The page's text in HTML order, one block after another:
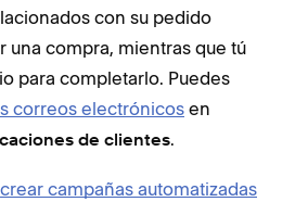
con su pedido
una compra, mientras que tú
para completarlo. Puedes
correos electrónicos en
de clientes.
crear campañas automatizadas